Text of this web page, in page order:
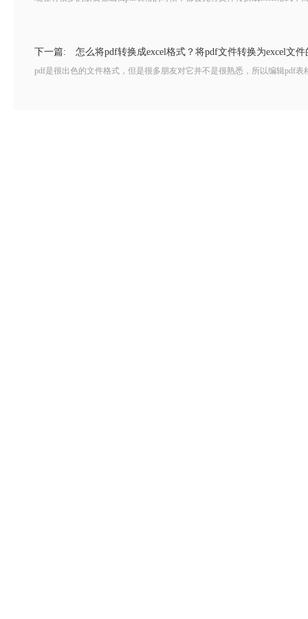
下一篇: 怎么将pdf转换成excel格式？将pdf文件转换为excel文件
pdf是很出色的文件格式，但是很多朋友对它并不是很熟悉，所以编辑pdf